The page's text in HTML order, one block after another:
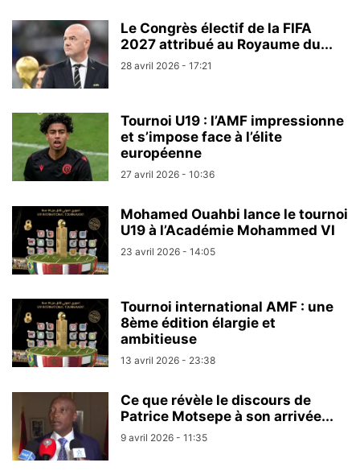
Le Congrès électif de la FIFA
2027 attribué au Royaume du...
28 avril 2026 - 17:21
Tournoi U19 : l’AMF impressionne
et s’impose face à l’élite
européenne
27 avril 2026 - 10:36
Mohamed Ouahbi lance le tournoi
U19 à l’Académie Mohammed VI
23 avril 2026 - 14:05
Tournoi international AMF : une
8ème édition élargie et
ambitieuse
13 avril 2026 - 23:38
Ce que révèle le discours de
Patrice Motsepe à son arrivée...
9 avril 2026 - 11:35